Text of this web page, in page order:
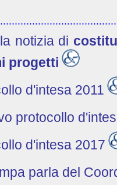
notizia di
progetti
d'intesa 2011
protocollo
d'intesa 2017
parla del